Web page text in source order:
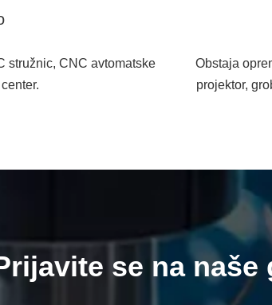
stružnic, CNC avtomatske
Obstaja
projektor,
se na naše